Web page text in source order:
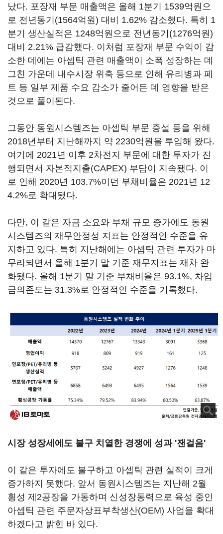
났다. 포장재 부문 매출액은 올해 1분기 1539억원으
로 전년동기(1564억원) 대비 1.62% 감소했다. 특히 1
분기 생산실적은 1248억원으로 전년동기(1276억원)
대비 2.21% 급감했다. 이처럼 포장재 부문 수익이 감
소한 데에는 아셉틱 관련 매출액이 소폭 성장하는 데
그친 가운데 내수시장 위축 등으로 인해 유리병과 페
트 등 일부 제품 수요 감소가 줄어든 데 영향을 받은
것으로 풀이된다.
그동안 동원시스템즈는 아셉틱 부문 증설 등을 위해
2018년부터 지난해까지 약 2230억원을 투입해 왔다.
여기에 2021년 이후 2차전지 부문에 대한 투자가 진
행되면서 자본적지출(CAPEX) 부담이 지속됐다. 이
로 인해 2020년 103.7%이던 부채비율은 2021년 12
4.2%로 확대됐다.
다만, 이 같은 자금 소요와 부채 규모 증가에도 동원
시스템즈의 재무안정성 지표는 안정적인 수준을 유
지하고 있다. 특히 지난해에는 아셉틱 관련 투자가 마
무리되면서 올해 1분기 말 기준 재무지표는 재차 완
화됐다. 올해 1분기 말 기준 부채비율은 93.1%, 차입
금의존도는 31.3%로 안정적인 수준을 기록했다.
시장 성장세에도 불구 치열한 경쟁에 성과 '잰걸음'
이 같은 투자에도 불구하고 아셉틱 관련 실적이 크게
증가하지 못했다. 앞서 동원시스템즈는 지난해 2월
횡성 제2공장을 가동하며 신성장동력으로 육성 중인
아셉틱 관련 주문자상표부착생산(OEM) 사업을 확대
하겠다고 밝힌 바 있다.